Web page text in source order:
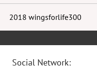
Social Network: